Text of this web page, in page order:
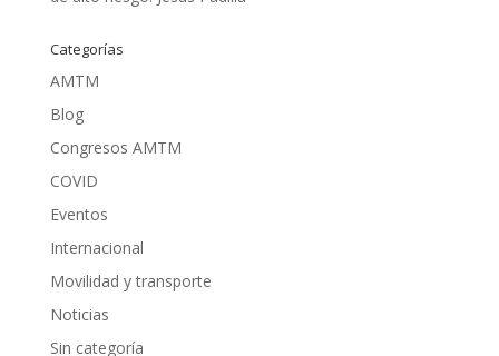
Categorías
AMTM
Blog
Congresos AMTM
COVID
Eventos
Internacional
Movilidad y transporte
Noticias
Sin categoría